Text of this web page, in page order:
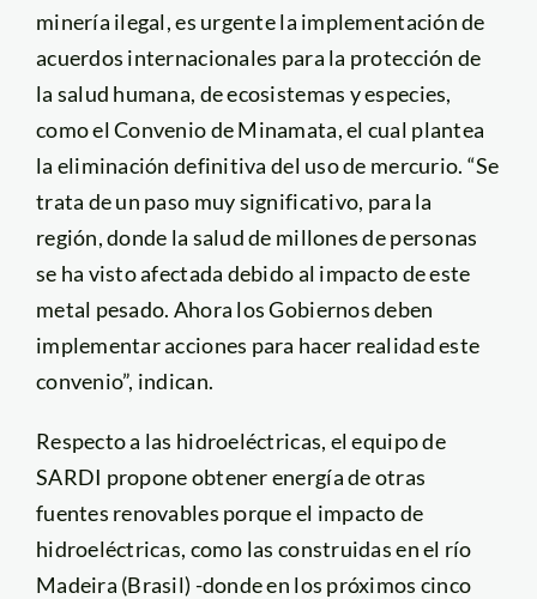
minería ilegal, es urgente la implementación de
acuerdos internacionales para la protección de
la salud humana, de ecosistemas y especies,
como el Convenio de Minamata, el cual plantea
la eliminación definitiva del uso de mercurio. “Se
trata de un paso muy significativo, para la
región, donde la salud de millones de personas
se ha visto afectada debido al impacto de este
metal pesado. Ahora los Gobiernos deben
implementar acciones para hacer realidad este
convenio”, indican.
Respecto a las hidroeléctricas, el equipo de
SARDI propone obtener energía de otras
fuentes renovables porque el impacto de
hidroeléctricas, como las construidas en el río
Madeira (Brasil) -donde en los próximos cinco